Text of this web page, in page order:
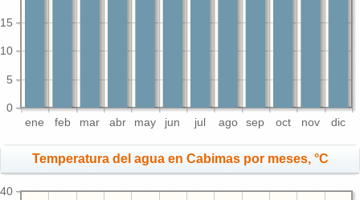
ene feb mar abr may jun jul ago sep oct nov dic
0
5
10
15
Temperatura del agua en Cabimas por meses, °C
40